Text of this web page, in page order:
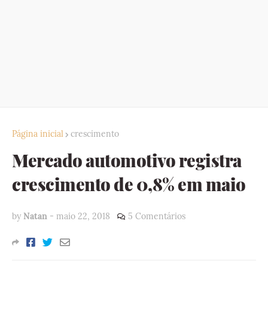
Página inicial crescimento
Mercado automotivo registra
crescimento de 0,8% em maio
by Natan - maio 22, 2018 5 Comentários